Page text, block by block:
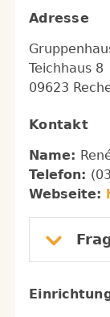
Adresse
Teichhaus 8
09623
Kontakt
Name:
Telefon:
Webseite: